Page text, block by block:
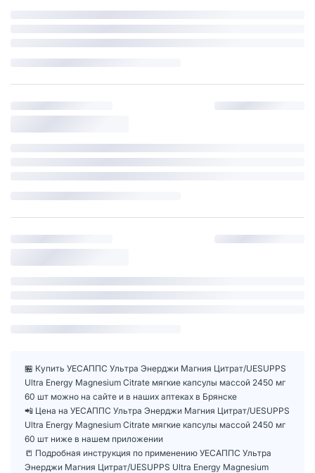
🏪 Купить УЕСАППС Ультра Энерджи Магния Цитрат/UESUPPS
Ultra Energy Magnesium Citrate мягкие капсулы массой 2450 мг
60 шт можно на сайте и в наших аптеках в Брянске
📲 Цена на УЕСАППС Ультра Энерджи Магния Цитрат/UESUPPS
Ultra Energy Magnesium Citrate мягкие капсулы массой 2450 мг
60 шт ниже в нашем приложении
📒 Подробная инструкция по применению УЕСАППС Ультра
Энерджи Магния Цитрат/UESUPPS Ultra Energy Magnesium